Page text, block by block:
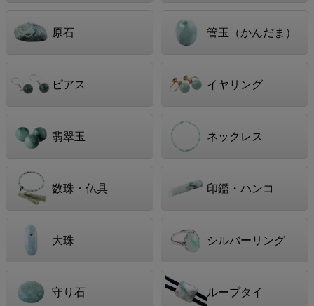
原石 管玉（かんだま）
ピアス イヤリング
翡翠玉 ネックレス
数珠・仏具 印鑑・ハンコ
大珠 シルバーリング
守り石 ループタイ